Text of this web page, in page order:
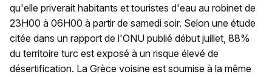
qu'elle priverait habitants et touristes d'eau au robinet de
23H00 à 06H00 à partir de samedi soir. Selon une étude
citée dans un rapport de l'ONU publié début juillet, 88%
du territoire turc est exposé à un risque élevé de
désertification. La Grèce voisine est soumise à la même